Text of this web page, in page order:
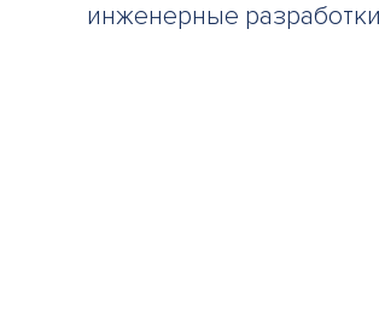
инженерные